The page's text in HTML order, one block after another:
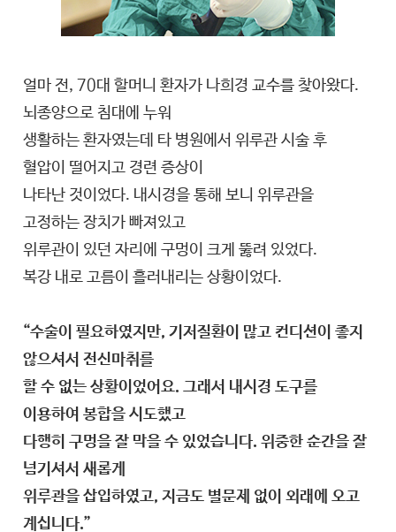
얼마 전, 70대 할머니 환자가 나희경 교수를 찾아왔다.
뇌종양으로 침대에 누워
생활하는 환자였는데 타 병원에서 위루관 시술 후
혈압이 떨어지고 경련 증상이
나타난 것이었다. 내시경을 통해 보니 위루관을
고정하는 장치가 빠져있고
위루관이 있던 자리에 구멍이 크게 뚫려 있었다.
복강 내로 고름이 흘러내리는 상황이었다.
“수술이 필요하였지만, 기저질환이 많고 컨디션이 좋지
않으셔서 전신마취를
할 수 없는 상황이었어요. 그래서 내시경 도구를
이용하여 봉합을 시도했고
다행히 구멍을 잘 막을 수 있었습니다. 위중한 순간을 잘
넘기셔서 새롭게
위루관을 삽입하였고, 지금도 별문제 없이 외래에 오고
계십니다.”